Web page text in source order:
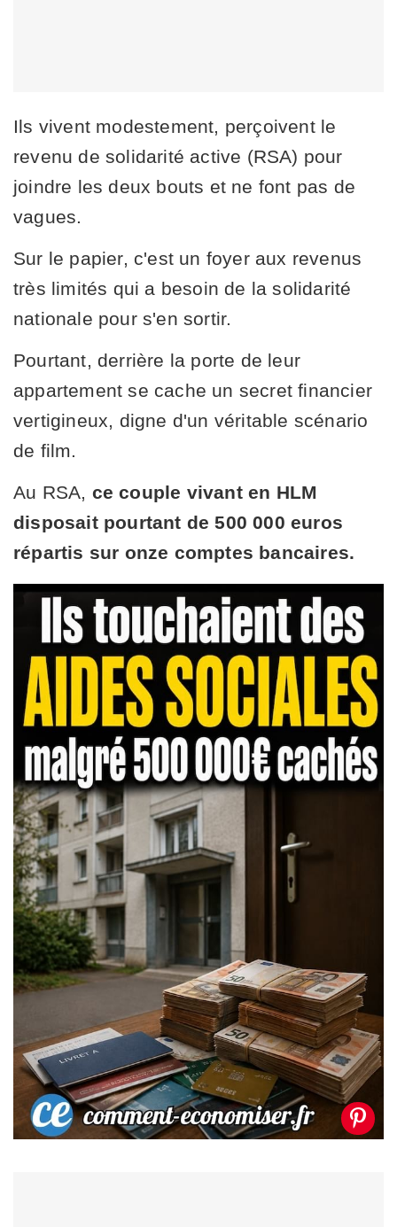
Ils vivent modestement, perçoivent le
revenu de solidarité active (RSA) pour
joindre les deux bouts et ne font pas de
vagues.
Sur le papier, c'est un foyer aux revenus
très limités qui a besoin de la solidarité
nationale pour s'en sortir.
Pourtant, derrière la porte de leur
appartement se cache un secret financier
vertigineux, digne d'un véritable scénario
de film.
Au RSA, ce couple vivant en HLM
disposait pourtant de 500 000 euros
répartis sur onze comptes bancaires.